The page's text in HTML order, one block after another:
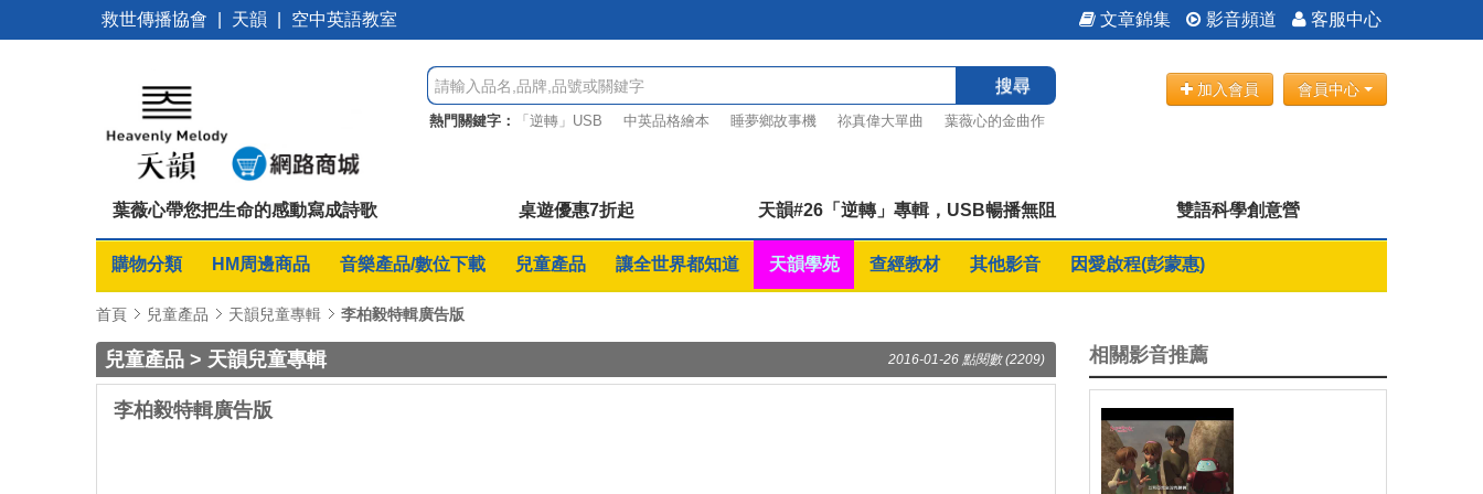
救世傳播協會 天韻 空中英語教室 文章錦集 影音頻道 客服中心
搜尋
熱門關鍵字： 「逆轉」USB 中英品格繪本 睡夢鄉故事機 祢真偉大單曲
葉薇心的金曲作
加入會員 會員中心
葉薇心帶您把生命的感動寫成詩歌 桌遊優惠7折起 天韻#26「逆轉」專輯，USB暢播無阻 雙語科學創意營
購物分類 HM周邊商品 音樂產品/數位下載 兒童產品 讓全世界都知道 天韻學苑 查經教材 其他影音 因愛啟程(彭蒙惠)
首頁 兒童產品 天韻兒童專輯 李柏毅特輯廣告版
兒童產品 > 天韻兒童專輯 2016-01-26 點閱數 (2209)
李柏毅特輯廣告版
相關影音推薦